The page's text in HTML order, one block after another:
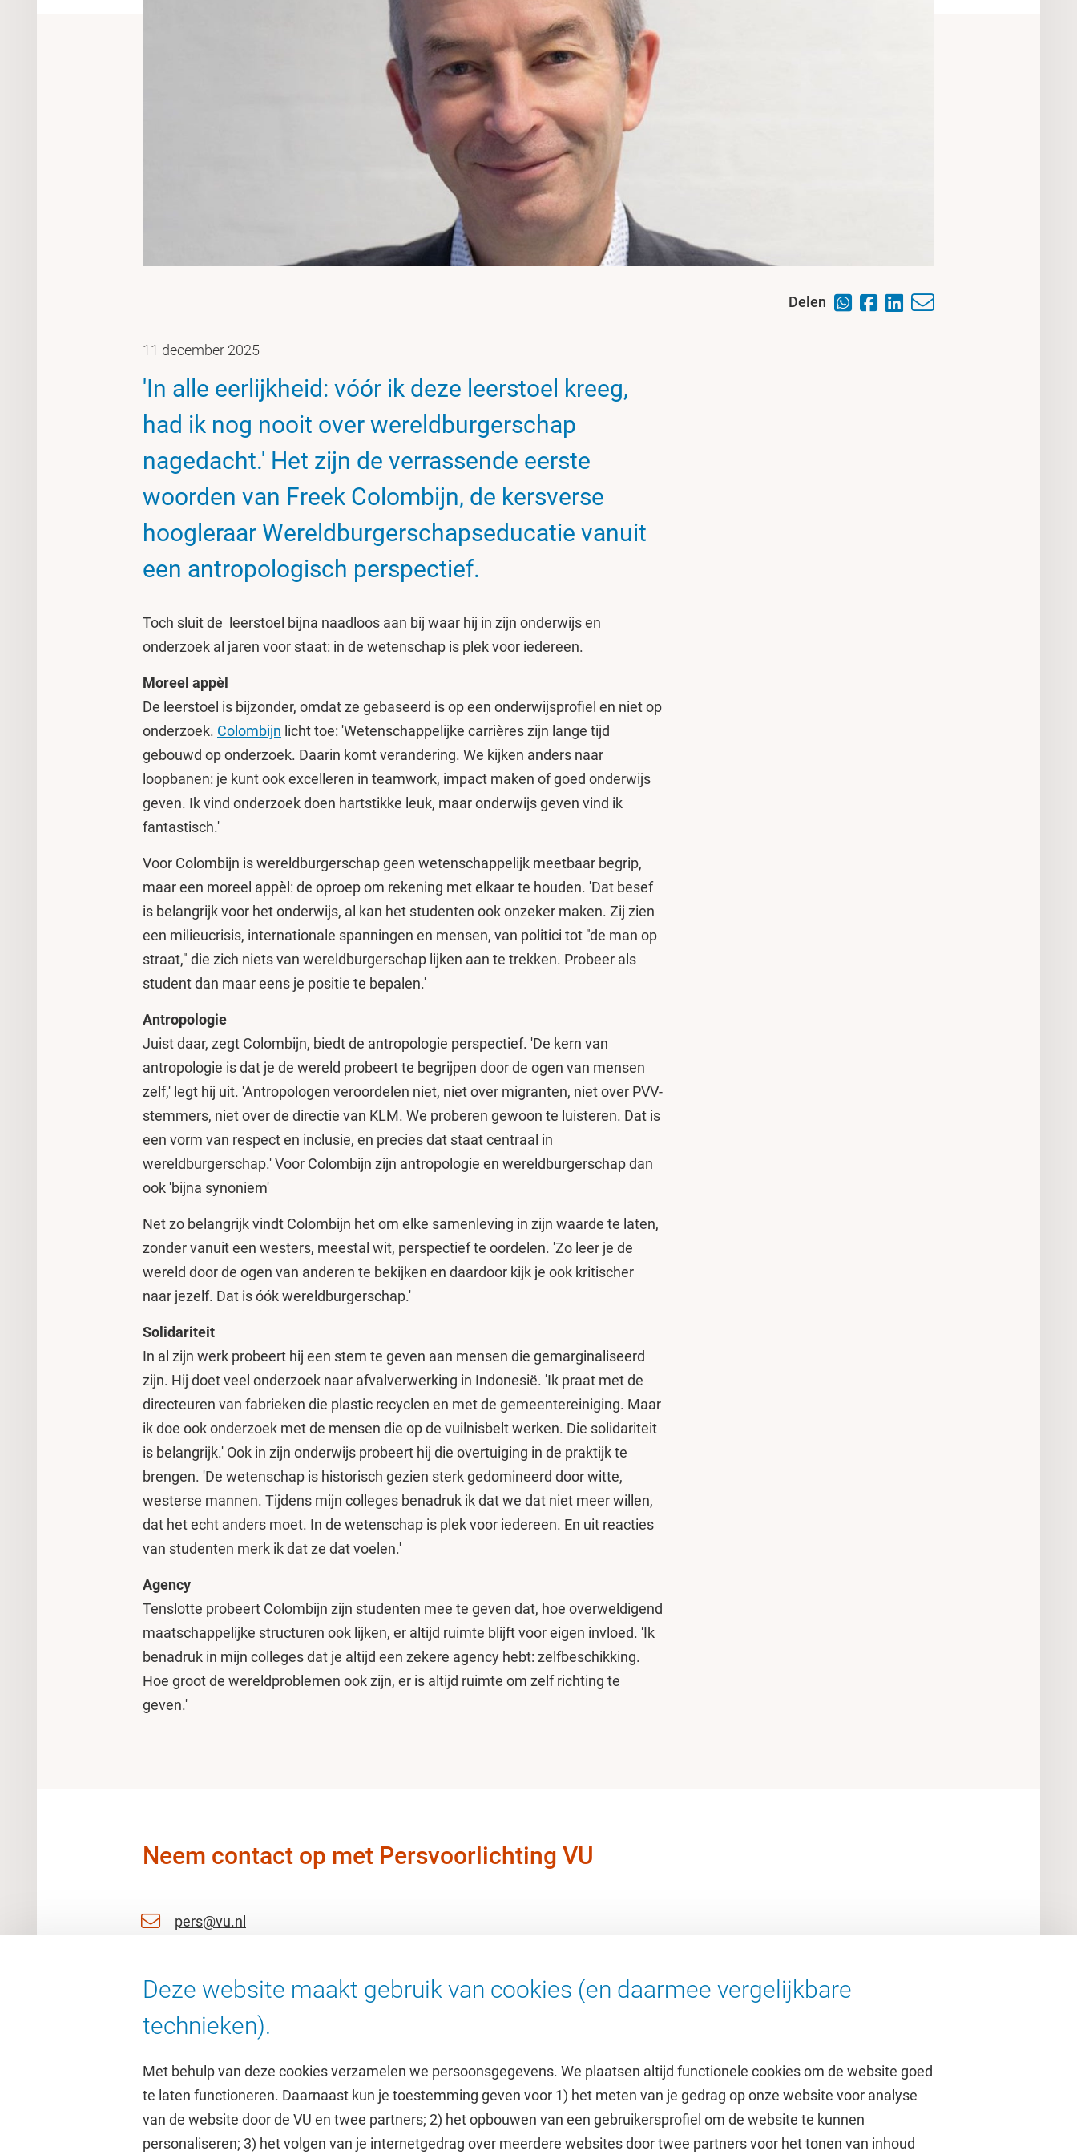
Delen
11 december 2025
'In alle eerlijkheid: vóór ik deze leerstoel kreeg,
had ik nog nooit over wereldburgerschap
nagedacht.' Het zijn de verrassende eerste
woorden van Freek Colombijn, de kersverse
hoogleraar Wereldburgerschapseducatie vanuit
een antropologisch perspectief.
Toch sluit de leerstoel bijna naadloos aan bij waar hij in zijn onderwijs en
onderzoek al jaren voor staat: in de wetenschap is plek voor iedereen.
Moreel appèl
De leerstoel is bijzonder, omdat ze gebaseerd is op een onderwijsprofiel en niet op
onderzoek. Colombijn licht toe: 'Wetenschappelijke carrières zijn lange tijd
gebouwd op onderzoek. Daarin komt verandering. We kijken anders naar
loopbanen: je kunt ook excelleren in teamwork, impact maken of goed onderwijs
geven. Ik vind onderzoek doen hartstikke leuk, maar onderwijs geven vind ik
fantastisch.'
Voor Colombijn is wereldburgerschap geen wetenschappelijk meetbaar begrip,
maar een moreel appèl: de oproep om rekening met elkaar te houden. 'Dat besef
is belangrijk voor het onderwijs, al kan het studenten ook onzeker maken. Zij zien
een milieucrisis, internationale spanningen en mensen, van politici tot "de man op
straat," die zich niets van wereldburgerschap lijken aan te trekken. Probeer als
student dan maar eens je positie te bepalen.'
Antropologie
Juist daar, zegt Colombijn, biedt de antropologie perspectief. 'De kern van
antropologie is dat je de wereld probeert te begrijpen door de ogen van mensen
zelf,' legt hij uit. 'Antropologen veroordelen niet, niet over migranten, niet over PVV-
stemmers, niet over de directie van KLM. We proberen gewoon te luisteren. Dat is
een vorm van respect en inclusie, en precies dat staat centraal in
wereldburgerschap.' Voor Colombijn zijn antropologie en wereldburgerschap dan
ook 'bijna synoniem'
Net zo belangrijk vindt Colombijn het om elke samenleving in zijn waarde te laten,
zonder vanuit een westers, meestal wit, perspectief te oordelen. 'Zo leer je de
wereld door de ogen van anderen te bekijken en daardoor kijk je ook kritischer
naar jezelf. Dat is óók wereldburgerschap.'
Solidariteit
In al zijn werk probeert hij een stem te geven aan mensen die gemarginaliseerd
zijn. Hij doet veel onderzoek naar afvalverwerking in Indonesië. 'Ik praat met de
directeuren van fabrieken die plastic recyclen en met de gemeentereiniging. Maar
ik doe ook onderzoek met de mensen die op de vuilnisbelt werken. Die solidariteit
is belangrijk.' Ook in zijn onderwijs probeert hij die overtuiging in de praktijk te
brengen. 'De wetenschap is historisch gezien sterk gedomineerd door witte,
westerse mannen. Tijdens mijn colleges benadruk ik dat we dat niet meer willen,
dat het echt anders moet. In de wetenschap is plek voor iedereen. En uit reacties
van studenten merk ik dat ze dat voelen.'
Agency
Tenslotte probeert Colombijn zijn studenten mee te geven dat, hoe overweldigend
maatschappelijke structuren ook lijken, er altijd ruimte blijft voor eigen invloed. 'Ik
benadruk in mijn colleges dat je altijd een zekere agency hebt: zelfbeschikking.
Hoe groot de wereldproblemen ook zijn, er is altijd ruimte om zelf richting te
geven.'
Neem contact op met Persvoorlichting VU
pers@vu.nl
06 25763092
Deze website maakt gebruik van cookies (en daarmee vergelijkbare
technieken).
Met behulp van deze cookies verzamelen we persoonsgegevens. We plaatsen altijd functionele cookies om de website goed
te laten functioneren. Daarnaast kun je toestemming geven voor 1) het meten van je gedrag op onze website voor analyse
van de website door de VU en twee partners; 2) het opbouwen van een gebruikersprofiel om de website te kunnen
personaliseren; 3) het volgen van je internetgedrag over meerdere websites door twee partners voor het tonen van inhoud